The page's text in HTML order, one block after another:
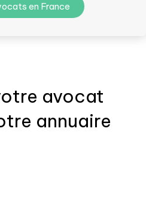
en France
avocat
annuaire